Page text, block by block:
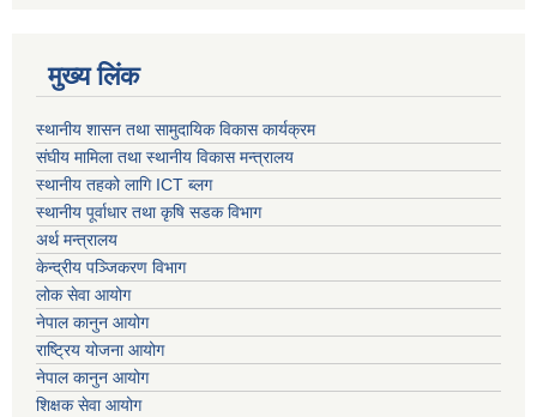
मुख्य लिंक
स्थानीय शासन तथा सामुदायिक विकास कार्यक्रम
संघीय मामिला तथा स्थानीय विकास मन्त्रालय
स्थानीय तहको लागि ICT ब्लग
स्थानीय पूर्वाधार तथा कृषि सडक विभाग
अर्थ मन्त्रालय
केन्द्रीय पञ्जिकरण विभाग
लोक सेवा आयोग
नेपाल कानुन आयोग
राष्ट्रिय योजना आयोग
नेपाल कानुन आयोग
शिक्षक सेवा आयोग